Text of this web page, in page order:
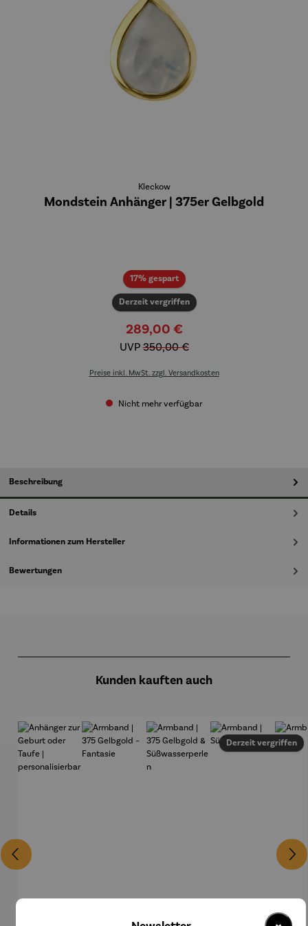
Kleckow
Mondstein Anhänger | 375er Gelbgold
Derzeit vergriffen
17% gespartRabatt
289,00 €
UVP350,00 €
Preise inkl. MwSt. zzgl. Versandkosten
Nicht mehr verfügbar
Beschreibung
Details
Informationen zum Hersteller
Bewertungen
Kunden kauften auch
Derzeit vergriffen